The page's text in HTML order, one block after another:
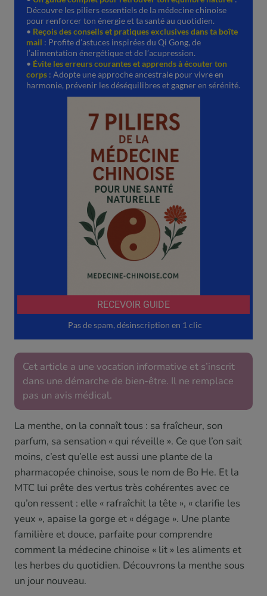
Cet article a une vocation informative et s’inscrit
dans une démarche de bien-être. Il ne remplace
pas un avis médical.
La menthe, on la connaît tous : sa fraîcheur, son
parfum, sa sensation « qui réveille ». Ce que l’on sait
moins, c’est qu’elle est aussi une plante de la
pharmacopée chinoise, sous le nom de Bo He. Et la
MTC lui prête des vertus très cohérentes avec ce
qu’on ressent : elle « rafraîchit la tête », « clarifie les
yeux », apaise la gorge et « dégage ». Une plante
familière et douce, parfaite pour comprendre
comment la médecine chinoise « lit » les aliments et
les herbes du quotidien. Découvrons la menthe sous
un jour nouveau.